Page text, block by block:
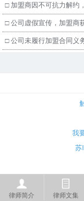
□ 加盟商因不可抗力解约
□公司虚假宣传，加盟商
□公司未履行加盟合同义
律师简介 律师文集
我
苏